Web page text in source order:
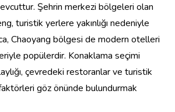
Şehrin merkezi bölgeleri olan
turistik yerlere yakınlığı nedeniyle
Chaoyang bölgesi de modern otelleri
popülerdir. Konaklama seçimi
çevredeki restoranlar ve turistik
göz önünde bulundurmak